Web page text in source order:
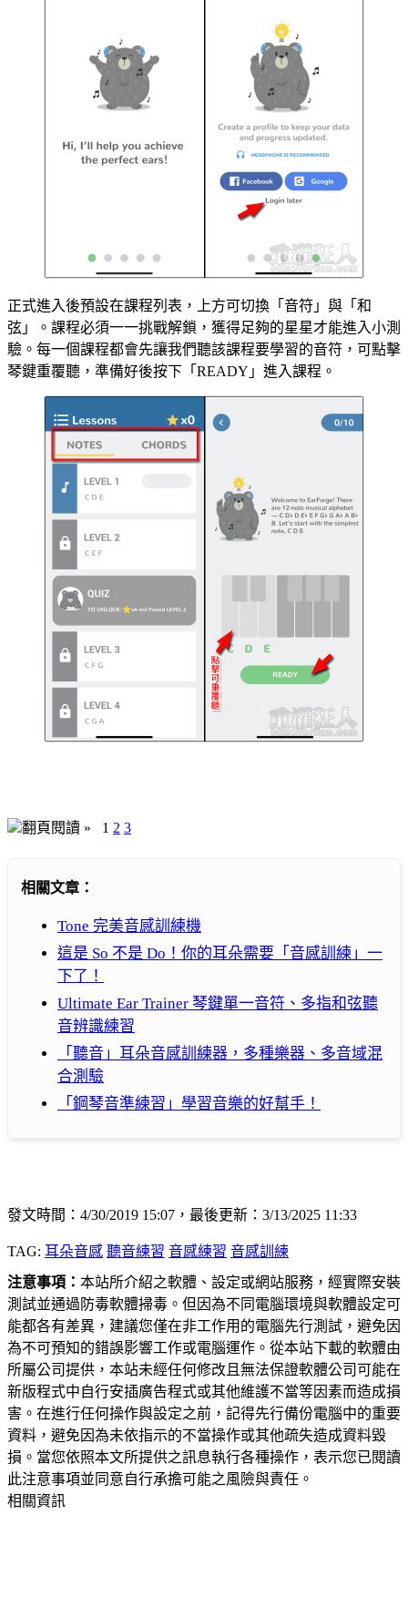
正式進入後預設在課程列表，上方可切換「音符」與「和
弦」。課程必須一一挑戰解鎖，獲得足夠的星星才能進入小測
驗。每一個課程都會先讓我們聽該課程要學習的音符，可點擊
琴鍵重覆聽，準備好後按下「READY」進入課程。
翻頁閱讀 » 1 2 3
相關文章：
Tone 完美音感訓練機
這是 So 不是 Do！你的耳朵需要「音感訓練」一
下了！
Ultimate Ear Trainer 琴鍵單一音符、多指和弦聽
音辨識練習
「聽音」耳朵音感訓練器，多種樂器、多音域混
合測驗
「鋼琴音準練習」學習音樂的好幫手！
發文時間：4/30/2019 15:07，最後更新：3/13/2025 11:33
TAG: 耳朵音感 聽音練習 音感練習 音感訓練
注意事項： 本站所介紹之軟體、設定或網站服務，經實際安裝
測試並通過防毒軟體掃毒。但因為不同電腦環境與軟體設定可
能都各有差異，建議您僅在非工作用的電腦先行測試，避免因
為不可預知的錯誤影響工作或電腦運作。從本站下載的軟體由
所屬公司提供，本站未經任何修改且無法保證軟體公司可能在
新版程式中自行安插廣告程式或其他維護不當等因素而造成損
害。在進行任何操作與設定之前，記得先行備份電腦中的重要
資料，避免因為未依指示的不當操作或其他疏失造成資料毀
損。當您依照本文所提供之訊息執行各種操作，表示您已閱讀
此注意事項並同意自行承擔可能之風險與責任。
相關資訊